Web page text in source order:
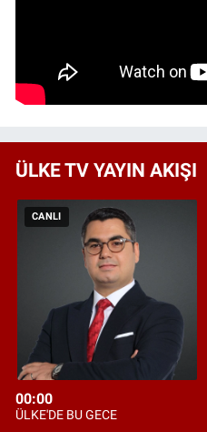
ÜLKE TV YAYIN AKIŞI
CANLI
00:00
ÜLKE'DE BU GECE